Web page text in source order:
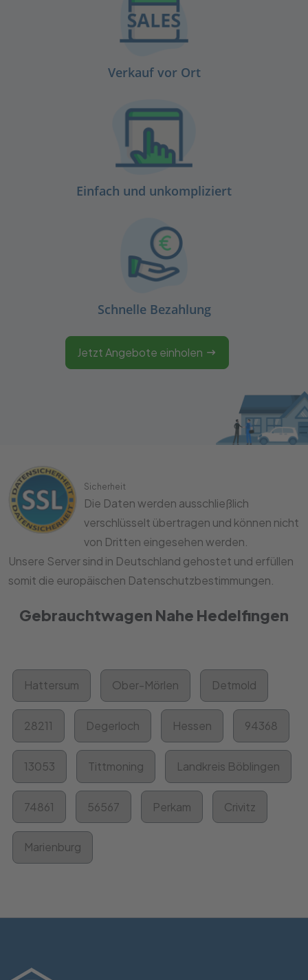
Verkauf vor Ort
Einfach und unkompliziert
Schnelle Bezahlung
Jetzt Angebote einholen
Sicherheit
Die Daten werden ausschließlich
verschlüsselt übertragen und können nicht
von Dritten eingesehen werden.
Unsere Server sind in Deutschland gehostet und erfüllen
somit die europäischen Datenschutzbestimmungen.
Gebrauchtwagen Nahe Hedelfingen
Hattersum Ober-Mörlen Detmold
28211 Degerloch Hessen 94368
13053 Tittmoning Landkreis Böblingen
74861 56567 Perkam Crivitz
Marienburg